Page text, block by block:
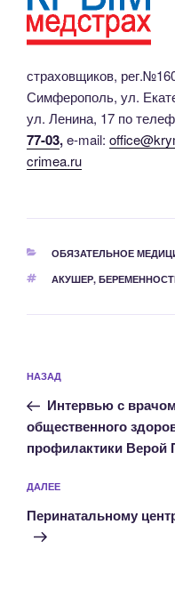
страховщиков,
Симферополь, ул.
ул. Ленина, 17 по
77-03,e-mail:
crimea.ru
РУБРИКИ
ОБЯЗАТЕЛЬНОЕ
МЕТКИ
АКУШЕР,
по
записям
Предыдущая
запись:
НАЗАД
Интервью с
общественного
профилактики Верой
Следующая
запись
ДАЛЕЕ
Перинатальному